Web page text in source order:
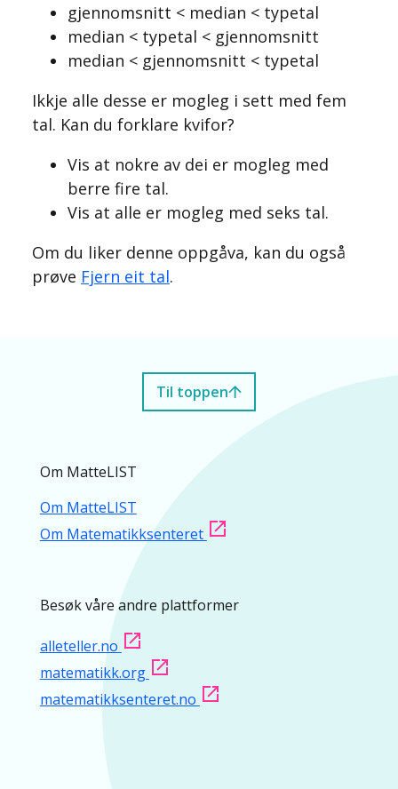
gjennomsnitt < median < typetal
median < typetal < gjennomsnitt
median < gjennomsnitt < typetal
Ikkje alle desse er mogleg i sett med fem
tal. Kan du forklare kvifor?
Vis at nokre av dei er mogleg med
berre fire tal.
Vis at alle er mogleg med seks tal.
Om du liker denne oppgåva, kan du også
prøve Fjern eit tal.
Til toppen
Om MatteLIST
Om MatteLIST
Om Matematikksenteret
Besøk våre andre plattformer
alleteller.no
matematikk.org
matematikksenteret.no